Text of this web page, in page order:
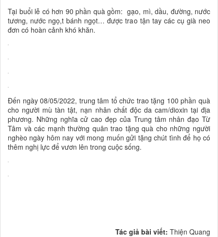
Tại buổi lễ có hơn 90 phần quà gồm: gạo, mì, dầu, đường, nước
tương, nước ngọ,t bánh ngọt… được trao tận tay các cụ già neo
đơn có hoàn cảnh khó khăn.
Đến ngày 08/05/2022, trung tâm tổ chức trao tặng 100 phần quà
cho người mù tàn tật, nạn nhân chất độc da cam/dioxin tại địa
phương. Những nghĩa cử cao đẹp của Trung tâm nhân đạo Từ
Tâm và các mạnh thường quân trao tặng quà cho những người
nghèo ngày hôm nay với mong muốn gửi tặng chút tình để họ có
thêm nghị lực để vươn lên trong cuộc sống.
Tác giả bài viết: Thiện Quang